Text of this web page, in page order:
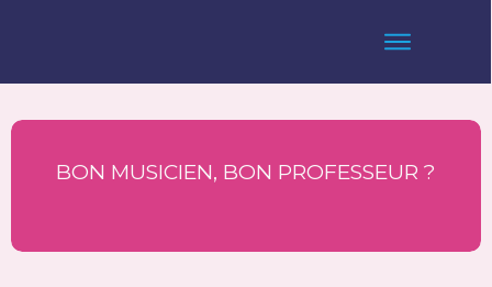
BON MUSICIEN, BON PROFESSEUR ?